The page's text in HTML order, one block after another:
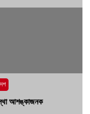
আশঙ্কাজনক